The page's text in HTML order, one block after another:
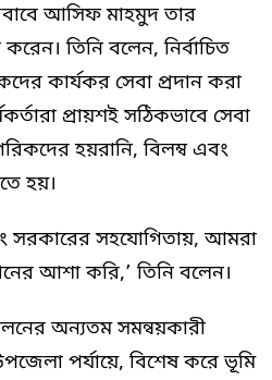
আসিফ মাহমুদ তার
তিনি বলেন, নির্বাচিত
কার্যকর সেবা প্রদান করা
প্রায়শই সঠিকভাবে সেবা
হয়রানি, বিলম্ব এবং
হয়।
সরকারের সহযোগিতায়, আমরা
আশা করি,’ তিনি বলেন।
অন্যতম সমন্বয়কারী
পর্যায়ে, বিশেষ করে ভূমি